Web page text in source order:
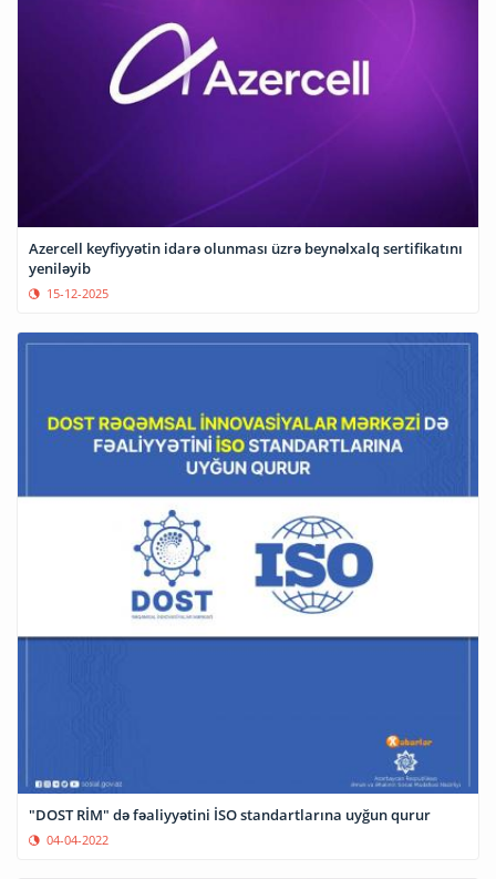
Azercell keyfiyyətin idarə olunması üzrə beynəlxalq sertifikatını
yeniləyib
15-12-2025
"DOST RİM" də fəaliyyətini İSO standartlarına uyğun qurur
04-04-2022